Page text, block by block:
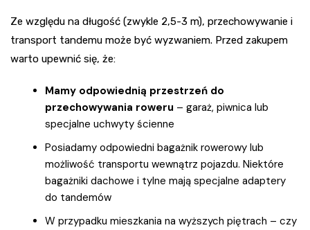
Ze względu na długość (zwykle 2,5-3 m), przechowywanie i
transport tandemu może być wyzwaniem. Przed zakupem
warto upewnić się, że:
Mamy odpowiednią przestrzeń do
przechowywania roweru – garaż, piwnica lub
specjalne uchwyty ścienne
Posiadamy odpowiedni bagażnik rowerowy lub
możliwość transportu wewnątrz pojazdu. Niektóre
bagażniki dachowe i tylne mają specjalne adaptery
do tandemów
W przypadku mieszkania na wyższych piętrach – czy